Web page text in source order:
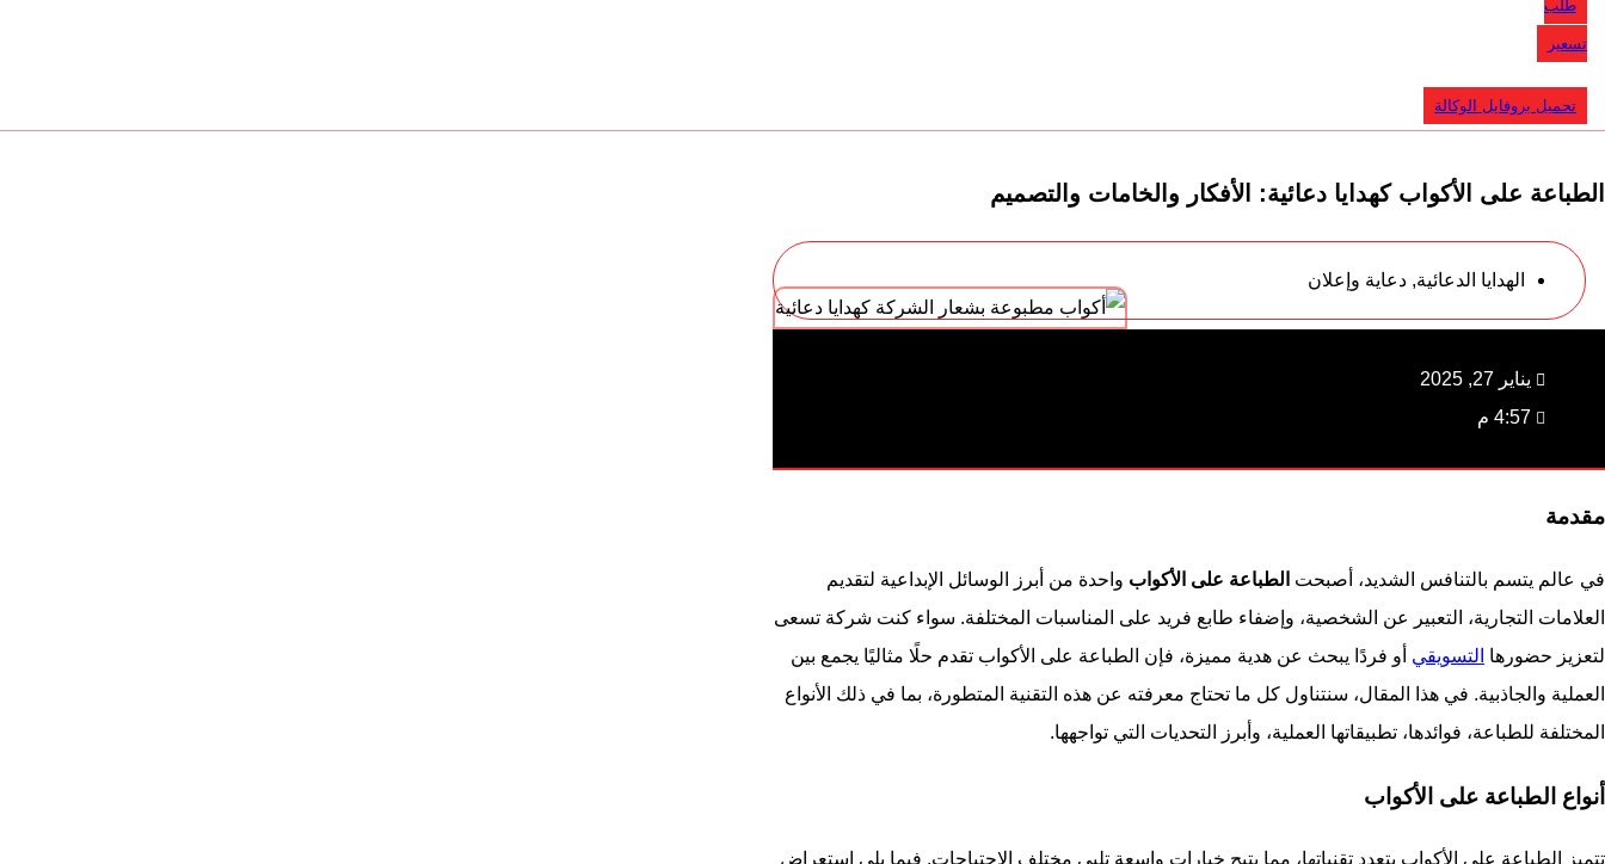
طلب
تسعير
تحميل بروفايل الوكالة
الطباعة على الأكواب كهدايا دعائية: الأفكار والخامات والتصميم
الهدايا الدعائية, دعاية وإعلان
يناير 27, 2025
4:57 م
مقدمة
في عالم يتسم بالتنافس الشديد، أصبحت الطباعة على الأكواب واحدة من أبرز الوسائل الإبداعية لتقديم
العلامات التجارية، التعبير عن الشخصية، وإضفاء طابع فريد على المناسبات المختلفة. سواء كنت شركة تسعى
لتعزيز حضورها التسويقي أو فردًا يبحث عن هدية مميزة، فإن الطباعة على الأكواب تقدم حلًا مثاليًا يجمع بين
العملية والجاذبية. في هذا المقال، سنتناول كل ما تحتاج معرفته عن هذه التقنية المتطورة، بما في ذلك الأنواع
المختلفة للطباعة، فوائدها، تطبيقاتها العملية، وأبرز التحديات التي تواجهها.
أنواع الطباعة على الأكواب
تتميز الطباعة على الأكواب بتعدد تقنياتها، مما يتيح خيارات واسعة تلبي مختلف الاحتياجات. فيما يلي استعراض